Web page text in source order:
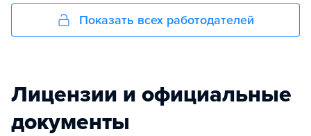
Показать всех работодателей
Лицензии и официальные
документы